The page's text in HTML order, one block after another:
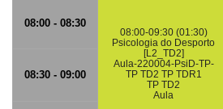
08:00 - 08:30
08:00-09:30 (01:30)
Psicologia do Desporto
[L2_TD2]
Aula-220004-PsiD-TP-
TP TD2 TP TDR1
TP TD2
Aula
08:30 - 09:00